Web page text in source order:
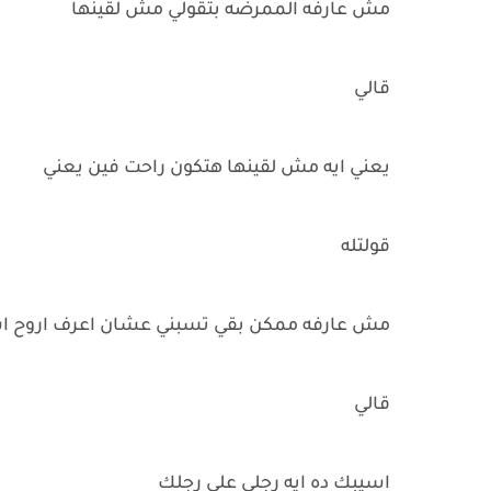
مش عارفه الممرضه بتقولي مش لقينها
قالي
يعني ايه مش لقينها هتكون راحت فين يعني
قولتله
مش عارفه ممكن بقي تسبني عشان اعرف اروح
قالي
اسيبك ده ايه رجلي علي رجلك